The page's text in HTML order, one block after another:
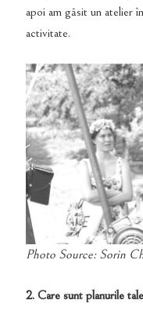
apoi am găsit un atelier
activitate.
Photo Source: Sorin
2. Care sunt planurile